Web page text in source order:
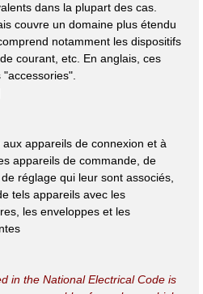
dans la plupart des cas.
couvre un domaine plus étendu
notamment les dispositifs
courant, etc. En anglais, ces
appareils de connexion et à
appareils de commande, de
réglage qui leur sont associés,
tels appareils avec les
les enveloppes et les
in the National Electrical Code is